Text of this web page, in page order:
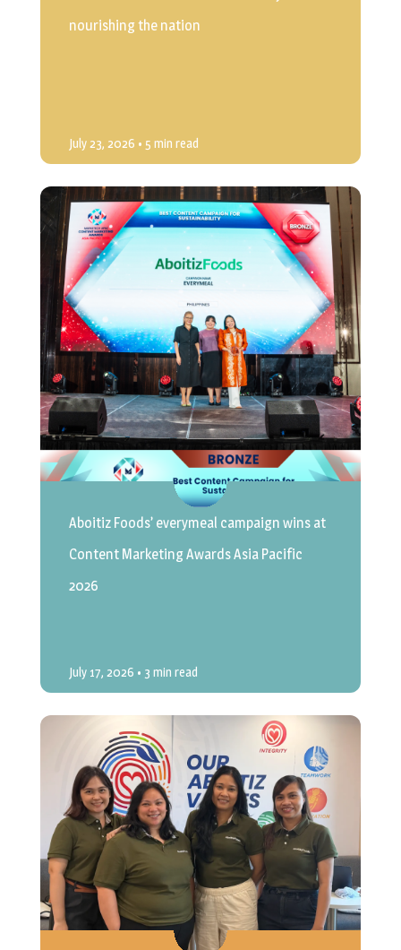
nourishing the nation
July 23, 2026 • 5 min read
Aboitiz Foods’ everymeal campaign wins at
Content Marketing Awards Asia Pacific
2026
July 17, 2026 • 3 min read